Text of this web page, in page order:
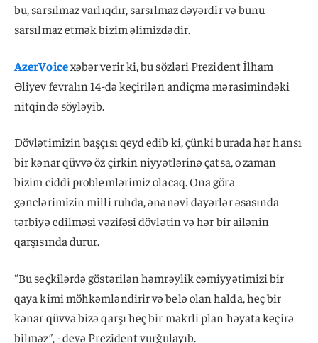
bu, sarsılmaz varlıqdır, sarsılmaz dəyərdir və bunu
sarsılmaz etmək bizim əlimizdədir.
AzerVoicexəbər verir ki, bu sözləri Prezident İlham
Əliyev fevralın 14-də keçirilən andiçmə mərasimindəki
nitqində söyləyib.
Dövlətimizin başçısı qeyd edib ki, çünki burada hər hansı
bir kənar qüvvə öz çirkin niyyətlərinə çatsa, o zaman
bizim ciddi problemlərimiz olacaq. Ona görə
gənclərimizin milli ruhda, ənənəvi dəyərlər əsasında
tərbiyə edilməsi vəzifəsi dövlətin və hər bir ailənin
qarşısında durur.
“Bu seçkilərdə göstərilən həmrəylik cəmiyyətimizi bir
qaya kimi möhkəmləndirir və belə olan halda, heç bir
kənar qüvvə bizə qarşı heç bir məkrli plan həyata keçirə
bilməz”, - deyə Prezident vurğulayıb.